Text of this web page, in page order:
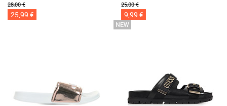
28,00 €
25,99 €
25,00 €
9,99 €